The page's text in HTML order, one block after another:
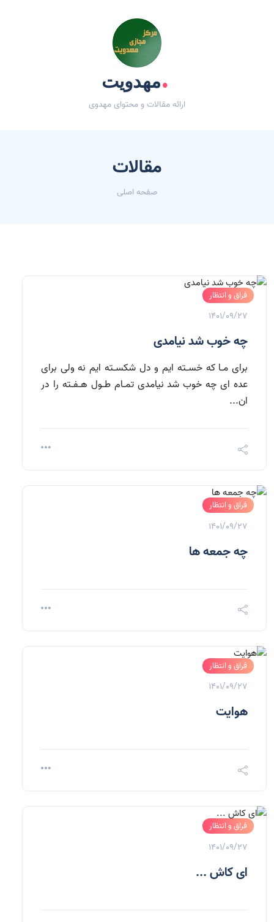
.مهدویت
ارائه مقالات و محتوای مهدوی
مقالات
صفحه اصلی
فراق و انتظار
1401/09/27
چه خوب شد نیامدی
برای مـا که خسـته ایم و دل شکسـته ایم نه ولی برای
عده ای چه خوب شد نیامدی تمـام طـول هـفـته را در
ان...
فراق و انتظار
1401/09/27
چه جمعه ها
فراق و انتظار
1401/09/27
هوایت
فراق و انتظار
1401/09/27
ای کاش ...